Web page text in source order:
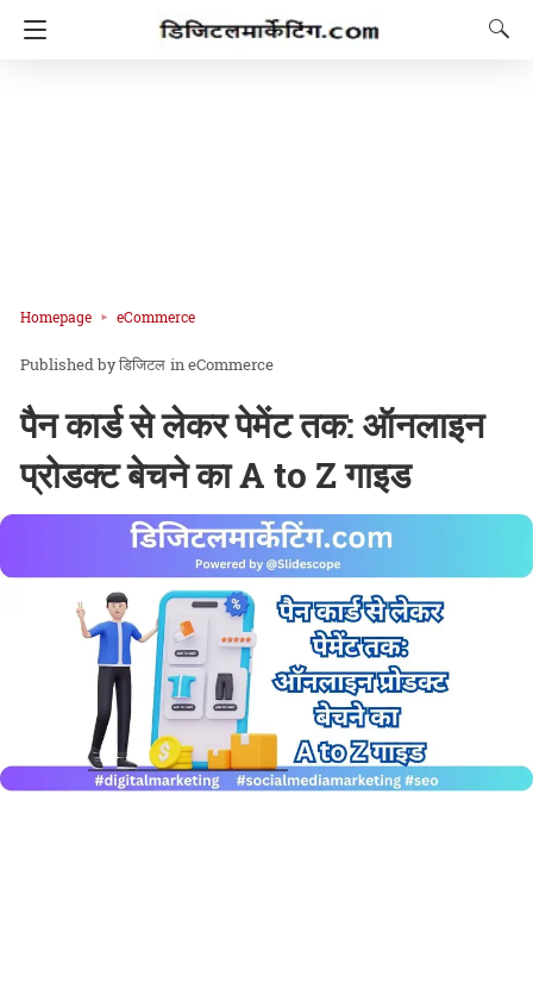
Homepage eCommerce
डिजिटल ineCommerce
पैन कार्ड से लेकर पेमेंट तक: ऑनलाइन
प्रोडक्ट बेचने का A to Z गाइड